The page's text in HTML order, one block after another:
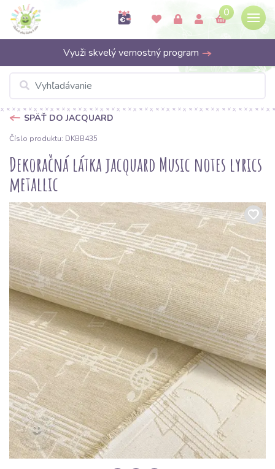
0
Využi skvelý vernostný program
SPÄŤ DO JACQUARD
Číslo produktu: DKBB435
Dekoračná látka jacquard Music notes lyrics
metallic